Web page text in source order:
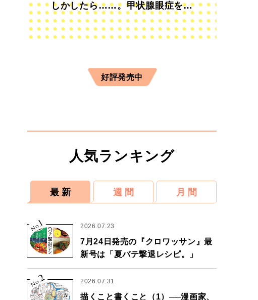
しかしたら……。甲状腺眼症を知
っていますか？
好評発売中
人気ランキング
最 新 週 間 月 間
No.
1 2026.07.23
7月24日発売の『クロワッサン』最
新号は「夏バテ撃退レシピ。」
No.2 2026.07.31
描くこと書くこと（1）──漫画家、